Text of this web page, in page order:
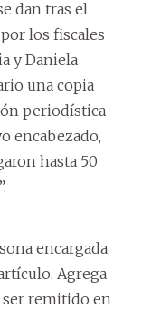
dan tras el
los fiscales
y Daniela
una copia
periodística
encabezado,
hasta 50
encargada
Agrega
remitido en